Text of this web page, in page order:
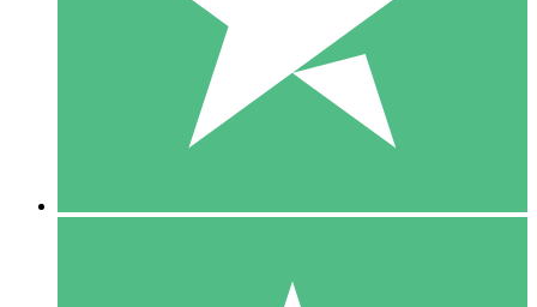
1000
10 Downloads